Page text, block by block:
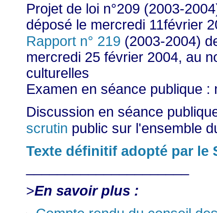
Projet de loi n°209 (2003-
déposé le mercredi 11février
Rapport n° 219 (2003-2004)
mercredi 25 février 2004, au
culturelles
Examen en séance publique
Discussion en séance
scrutin public sur l'ensemble
Texte définitif adopté par le
>En savoir plus :